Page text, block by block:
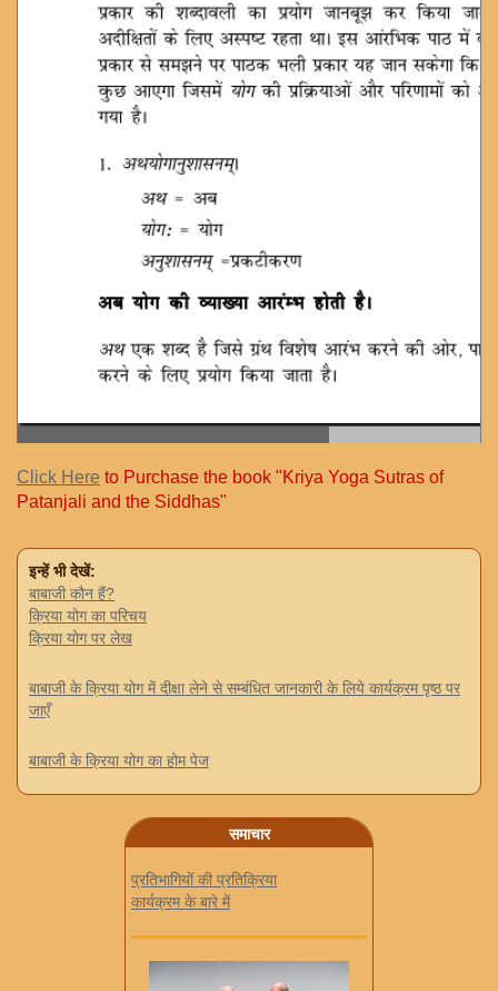
Click Here to Purchase the book "Kriya Yoga Sutras of
Patanjali and the Siddhas"
इन्हें भी देखें:
बाबाजी कौन हैं?
क्रिया योग का परिचय
क्रिया योग पर लेख
बाबाजी के क्रिया योग में दीक्षा लेने से सम्बंधित जानकारी के लिये कार्यक्रम पृष्ठ पर
जाएँ
बाबाजी के क्रिया योग का होम पेज
समाचार
प्रतिभागियों की प्रतिक्रिया
कार्यक्रम के बारे में